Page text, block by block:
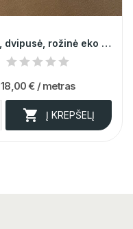
Itališka, dvipusė, rožinė eko oda medvilnės ir...
18,00 € / metras
 Į KREPŠELĮ